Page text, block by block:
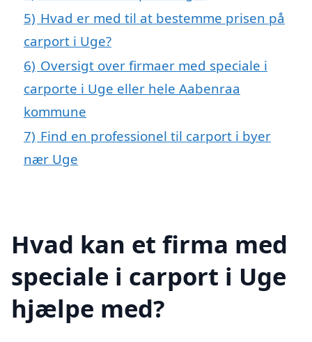
5) Hvad er med til at bestemme prisen på
carport i Uge?
6) Oversigt over firmaer med speciale i
carporte i Uge eller hele Aabenraa
kommune
7) Find en professionel til carport i byer
nær Uge
Hvad kan et firma med
speciale i carport i Uge
hjælpe med?